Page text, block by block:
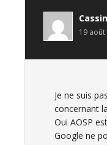
19 août
Je ne suis
concernant
Oui AOSP
Google ne